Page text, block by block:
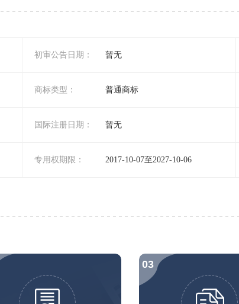
初审公告日期： 暂无
商标类型： 普通商标
国际注册日期： 暂无
专用权期限： 2017-10-07至2027-10-06